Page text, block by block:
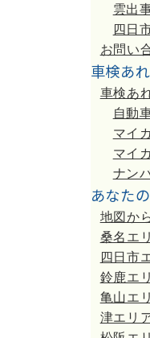
雲出
四日
お問い
車検あ
車検あ
自動
マイ
マイ
ナン
あなた
地図か
桑名エ
四日市
鈴鹿エ
亀山エ
津エリ